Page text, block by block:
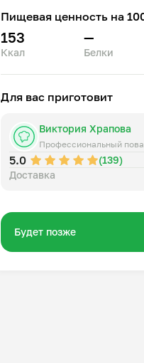
Пищевая ценность на
153
Ккал
—
Белки
Для вас приготовит
Виктория Храпова
Профессиональный
5.0 (139)
Доставка
Будет позже